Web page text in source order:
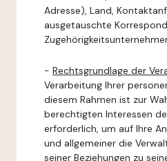
Adresse), Land,
ausgetauschte
- Rechtsgrundlage der
Verarbeitung Ihrer
diesem Rahmen ist zur
berechtigten Interessen
erforderlich, um auf Ihre
und allgemeiner die
seiner Beziehungen zu